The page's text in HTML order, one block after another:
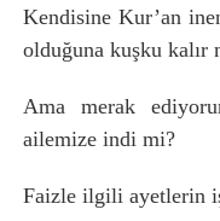
Kendisine Kur’an
olduğuna kuşku kalır
Ama merak
ailemize indi mi?
Faizle ilgili ayetlerin